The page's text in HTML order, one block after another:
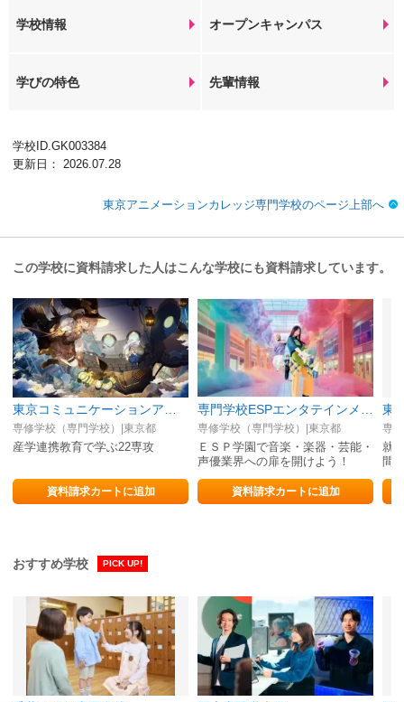
学校情報 オープンキャンパス
学びの特色 先輩情報
学校ID.GK003384
更新日： 2026.07.28
東京アニメーションカレッジ専門学校のページ上部へ
この学校に資料請求した人はこんな学校にも資料請求しています。
専修学校（専門学校）|東京都
産学連携教育で学ぶ22専攻
資料請求カートに追加
専修学校（専門学校）|東京都
ＥＳＰ学園で音楽・楽器・芸能・
声優業界への扉を開けよう！
資料請求カートに追加
専
就
間
事
おすすめ学校 PICK UP!